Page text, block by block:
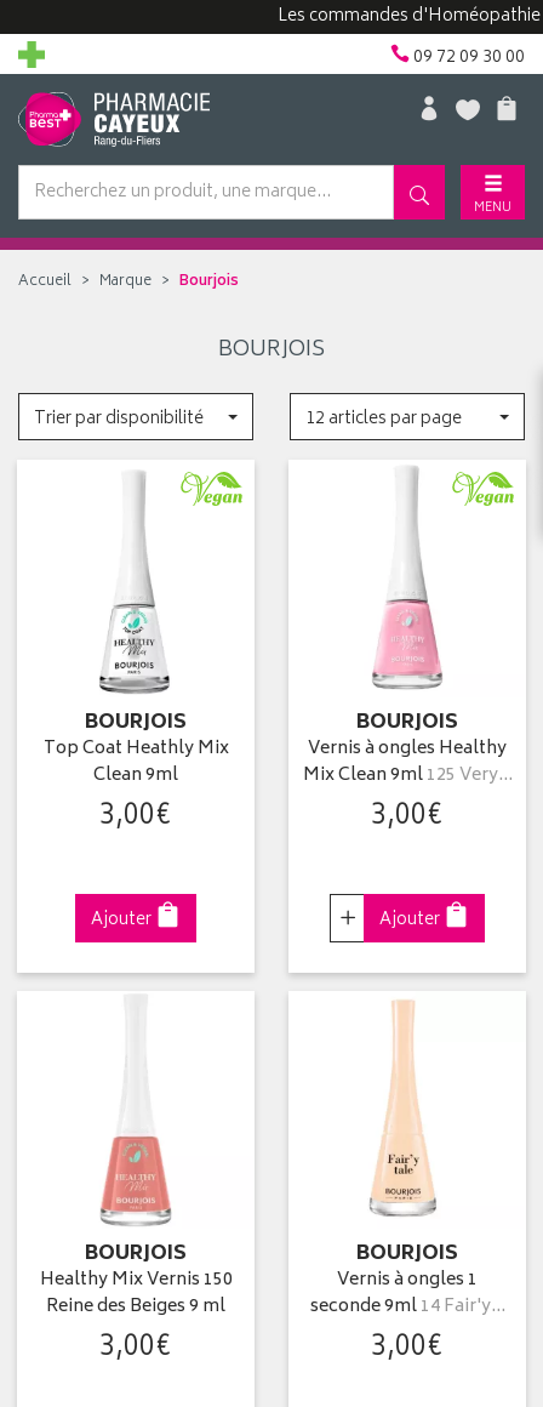
Les commandes d'Homéopathie
09 72 09 30 00
MENU
Accueil Marque Bourjois
BOURJOIS
Trier par disponibilité 12 articles par page
BOURJOIS
Top Coat Heathly Mix
Clean 9ml
3,00€
Ajouter
BOURJOIS
Vernis à ongles Healthy
Mix Clean 9ml125 Very…
3,00€
Choisir
Ajouter
BOURJOIS
Healthy Mix Vernis 150
Reine des Beiges 9 ml
3,00€
BOURJOIS
Vernis à ongles 1
seconde 9ml14 Fair'y…
3,00€